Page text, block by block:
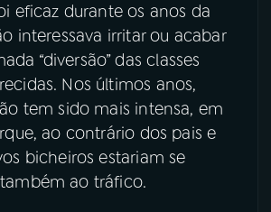
eficaz durante os anos da
interessava irritar ou acabar
“diversão” das classes
Nos últimos anos,
tem sido mais intensa, em
ao contrário dos pais e
bicheiros estariam se
ao tráfico.